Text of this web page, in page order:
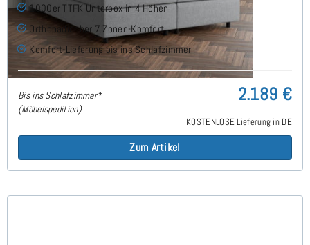
1000er TTFK Unterbox in 4 Höhen
Orthopädischer 7 Zonen-Komfort
Komfort-Lieferung bis ins Schlafzimmer
Bis ins Schlafzimmer*
(Möbelspedition)
2.189 €
KOSTENLOSE Lieferung in DE
Zum Artikel